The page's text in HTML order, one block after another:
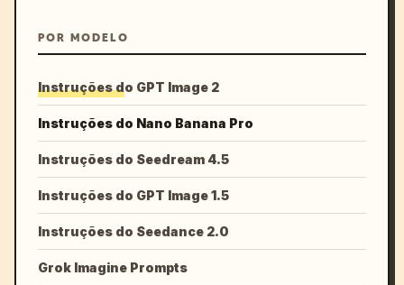
POR MODELO
Instruções do GPT Image 2
Instruções do Nano Banana Pro
Instruções do Seedream 4.5
Instruções do GPT Image 1.5
Instruções do Seedance 2.0
Grok Imagine Prompts